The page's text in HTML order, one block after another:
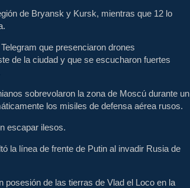
de Bryansk y Kursk, mientras que 12 lo
que presenciaron drones
de la ciudad y que se escucharon fuertes
sobrevolaron la zona de Moscú durante un
los misiles de defensa aérea rusos.
escapar ilesos.
la línea de frente de Putin al invadir Rusia de
posesión de las tierras de Vlad el Loco en la